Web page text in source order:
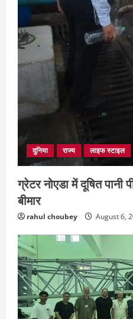
दुनिया राज्य लाइफ स्टाइल
ग्रेटर नोएडा में दूषित पानी
बीमार
rahul choubey August 6,
छत्तीसगढ़